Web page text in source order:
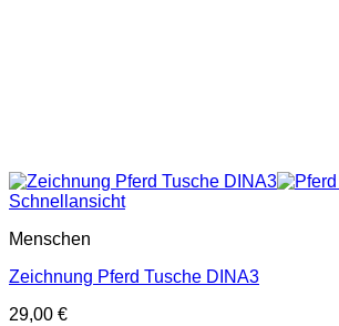
Schnellansicht
Menschen
Zeichnung Pferd Tusche DINA3
29,00 €